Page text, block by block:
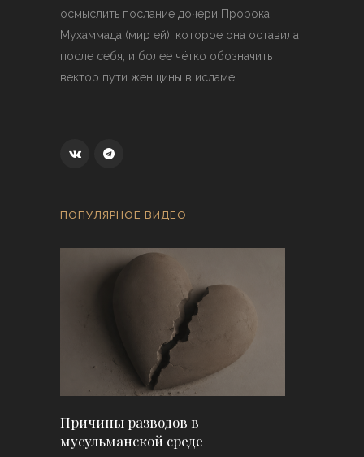
осмыслить послание дочери Пророка
Мухаммада (мир ей), которое она оставила
после себя, и более чётко обозначить
вектор пути женщины в исламе.
ПОПУЛЯРНОЕ ВИДЕО
Причины разводов в
мусульманской среде